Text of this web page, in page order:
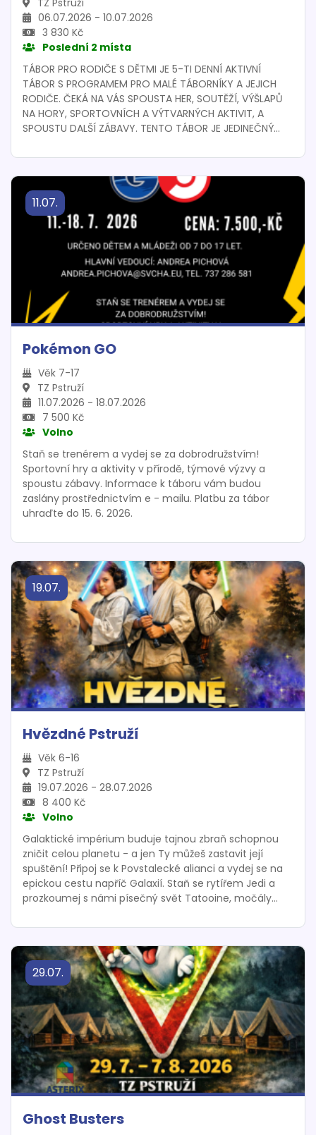
06.07.2026 - 10.07.2026
3 830 Kč
Poslední 2 místa
TÁBOR PRO RODIČE S DĚTMI JE 5-TI DENNÍ AKTIVNÍ
TÁBOR S PROGRAMEM PRO MALÉ TÁBORNÍKY A JEJICH
RODIČE. ČEKÁ NA VÁS SPOUSTA HER, SOUTĚŽÍ, VÝŠLAPŮ
NA HORY, SPORTOVNÍCH A VÝTVARNÝCH AKTIVIT, A
SPOUSTU DALŠÍ ZÁBAVY. TENTO TÁBOR JE JEDINEČNÝ
11.07.
Pokémon GO
Věk 7-17
TZ Pstruží
11.07.2026 - 18.07.2026
7 500 Kč
Volno
Staň se trenérem a vydej se za dobrodružstvím!
Sportovní hry a aktivity v přírodě, týmové výzvy a
spoustu zábavy. Informace k táboru vám budou
zaslány prostřednictvím e - mailu. Platbu za tábor
uhraďte do 15. 6. 2026.
19.07.
Hvězdné Pstruží
Věk 6-16
TZ Pstruží
19.07.2026 - 28.07.2026
8 400 Kč
Volno
Galaktické impérium buduje tajnou zbraň schopnou
zničit celou planetu - a jen Ty můžeš zastavit její
spuštění! Připoj se k Povstalecké alianci a vydej se na
epickou cestu napříč Galaxií. Staň se rytířem Jedi a
prozkoumej s námi písečný svět Tatooine, močály
čekají dobrodružné hry, soutěže a výzvy, při kterých
budeme sbírat dílky plánu Hvězdy smrti. Na konci
tábora nás čeká velká finální bitva o osud celé Galaxie.
Nechť Tě provází Síla!
29.07.
Ghost Busters